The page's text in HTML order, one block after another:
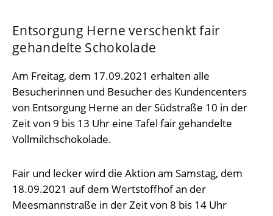
Entsorgung Herne verschenkt fair
gehandelte Schokolade
Am Freitag, dem 17.09.2021 erhalten alle
Besucherinnen und Besucher des Kundencenters
von Entsorgung Herne an der Südstraße 10 in der
Zeit von 9 bis 13 Uhr eine Tafel fair gehandelte
Vollmilchschokolade.
Fair und lecker wird die Aktion am Samstag, dem
18.09.2021 auf dem Wertstoffhof an der
Meesmannstraße in der Zeit von 8 bis 14 Uhr